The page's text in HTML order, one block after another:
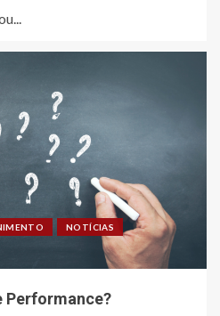
NOTÍCIAS
Performance?